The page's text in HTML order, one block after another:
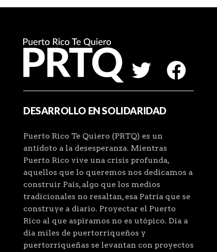
DESARROLLO EN SOLIDARIDAD
Puerto Rico Te Quiero (PRTQ) es un
antídoto a la desesperanza. Mientras
Puerto Rico vive una crisis profunda,
aquellos que lo queremos nos dedicamos a
construir País, algo que los medios
tradicionales no resaltan, esa Patria que se
construye a diario. Proyectar el Puerto
Rico al que aspiramos no es utópico. Día a
día miles de puertorriqueños y
puertorriqueñas se levantan con proyectos